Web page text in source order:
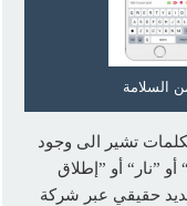
السلامة
تشير الى وجود
”نار“ أو ”إطلاق
حقيقي عبر شركة